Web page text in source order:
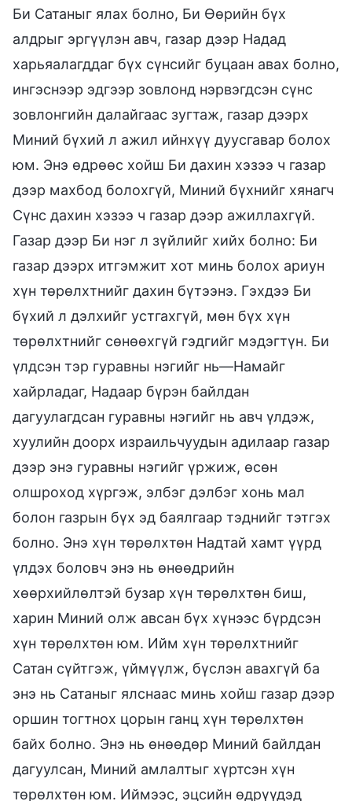
Би Сатаныг ялах болно, Би Өөрийн бүх
алдрыг эргүүлэн авч, газар дээр Надад
харьяалагддаг бүх сүнсийг буцаан авах болно,
ингэснээр эдгээр зовлонд нэрвэгдсэн сүнс
зовлонгийн далайгаас зугтаж, газар дээрх
Миний бүхий л ажил ийнхүү дуусгавар болох
юм. Энэ өдрөөс хойш Би дахин хэзээ ч газар
дээр махбод болохгүй, Миний бүхнийг хянагч
Сүнс дахин хэзээ ч газар дээр ажиллахгүй.
Газар дээр Би нэг л зүйлийг хийх болно: Би
газар дээрх итгэмжит хот минь болох ариун
хүн төрөлхтнийг дахин бүтээнэ. Гэхдээ Би
бүхий л дэлхийг устгахгүй, мөн бүх хүн
төрөлхтнийг сөнөөхгүй гэдгийг мэдэгтүн. Би
үлдсэн тэр гуравны нэгийг нь—Намайг
хайрладаг, Надаар бүрэн байлдан
дагуулагдсан гуравны нэгийг нь авч үлдэж,
хуулийн доорх израильчуудын адилаар газар
дээр энэ гуравны нэгийг үржиж, өсөн
олшроход хүргэж, элбэг дэлбэг хонь мал
болон газрын бүх эд баялгаар тэднийг тэтгэх
болно. Энэ хүн төрөлхтөн Надтай хамт үүрд
үлдэх боловч энэ нь өнөөдрийн
хөөрхийлөлтэй бузар хүн төрөлхтөн биш,
харин Миний олж авсан бүх хүнээс бүрдсэн
хүн төрөлхтөн юм. Ийм хүн төрөлхтнийг
Сатан сүйтгэж, үймүүлж, бүслэн авахгүй ба
энэ нь Сатаныг ялснаас минь хойш газар дээр
оршин тогтнох цорын ганц хүн төрөлхтөн
байх болно. Энэ нь өнөөдөр Миний байлдан
дагуулсан, Миний амлалтыг хүртсэн хүн
төрөлхтөн юм. Иймээс, эцсийн өдрүүдэд